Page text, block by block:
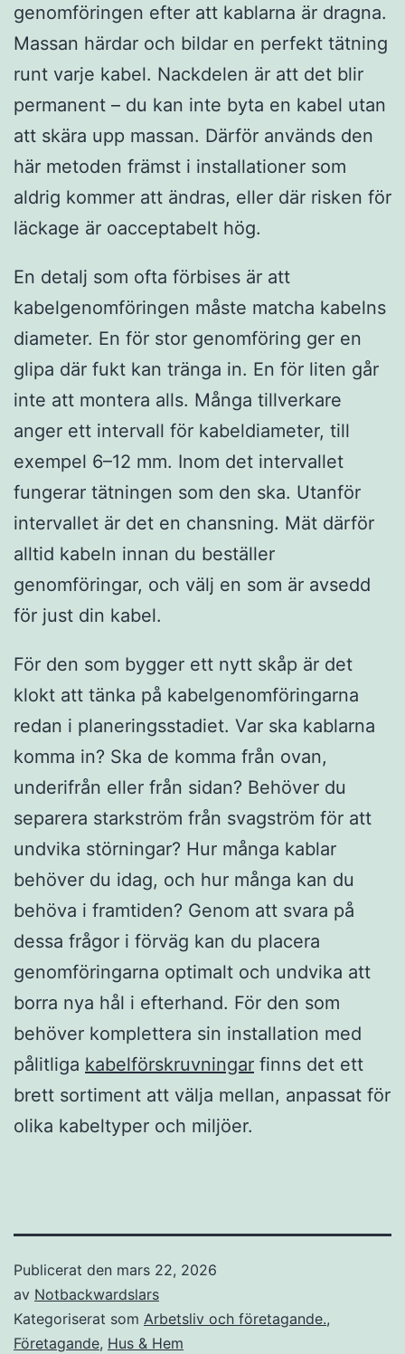
genomföringen efter att kablarna är dragna.
Massan härdar och bildar en perfekt tätning
runt varje kabel. Nackdelen är att det blir
permanent – du kan inte byta en kabel utan
att skära upp massan. Därför används den
här metoden främst i installationer som
aldrig kommer att ändras, eller där risken för
läckage är oacceptabelt hög.
En detalj som ofta förbises är att
kabelgenomföringen måste matcha kabelns
diameter. En för stor genomföring ger en
glipa där fukt kan tränga in. En för liten går
inte att montera alls. Många tillverkare
anger ett intervall för kabeldiameter, till
exempel 6–12 mm. Inom det intervallet
fungerar tätningen som den ska. Utanför
intervallet är det en chansning. Mät därför
alltid kabeln innan du beställer
genomföringar, och välj en som är avsedd
för just din kabel.
För den som bygger ett nytt skåp är det
klokt att tänka på kabelgenomföringarna
redan i planeringsstadiet. Var ska kablarna
komma in? Ska de komma från ovan,
underifrån eller från sidan? Behöver du
separera starkström från svagström för att
undvika störningar? Hur många kablar
behöver du idag, och hur många kan du
behöva i framtiden? Genom att svara på
dessa frågor i förväg kan du placera
genomföringarna optimalt och undvika att
borra nya hål i efterhand. För den som
behöver komplettera sin installation med
pålitliga kabelförskruvningar finns det ett
brett sortiment att välja mellan, anpassat för
olika kabeltyper och miljöer.
Publicerat den mars 22, 2026
av Notbackwardslars
Kategoriserat som Arbetsliv och företagande.,
Företagande, Hus & Hem